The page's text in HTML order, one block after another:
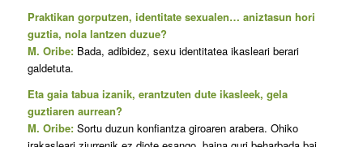
Praktikan gorputzen, identitate sexualen… aniztasun hori
guztia, nola lantzen duzue?
M. Oribe:Bada, adibidez, sexu identitatea ikasleari berari
galdetuta.
Eta gaia tabua izanik, erantzuten dute ikasleek, gela
guztiaren aurrean?
M. Oribe:Sortu duzun konfiantza giroaren arabera. Ohiko